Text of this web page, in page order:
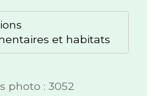
et habitats
photo : 3052